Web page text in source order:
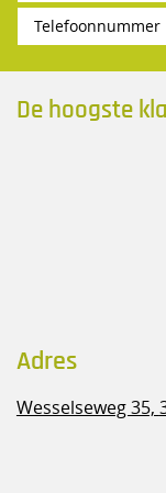
De hoogste
Adres
Wesselseweg 35,